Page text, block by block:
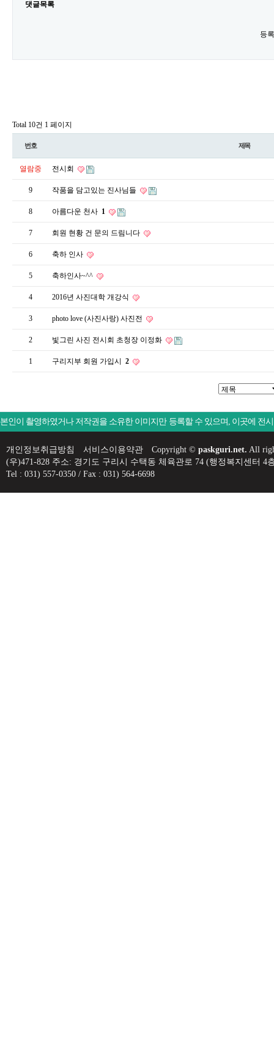
댓글목록
등
Total 10건 1 페이지
번호 제목
열람중 전시회
9 작품을 담고있는 진사님들
8 아름다운 천사 1
7 회원 현황 건 문의 드림니다
6 축하 인사
5 축하인사~^^
4 2016년 사진대학 개강식
3 photo love (사진사랑) 사진전
2 빛그린 사진 전시회 초청장 이정화
1 구리지부 회원 가입시 2
본인이 촬영하였거나 저작권을 소유한 이미지만 등록할 수 있으며, 이곳에 전
개인정보취급방침 서비스이용약관 Copyright © paskguri.net. All
(우)471-828 주소: 경기도 구리시 수택동 체육관로 74 (행정복지센터
Tel : 031) 557-0350 / Fax : 031) 564-6698